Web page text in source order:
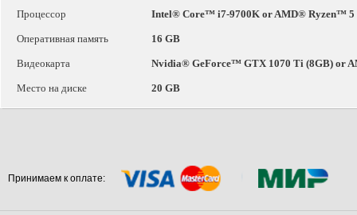
Процессор Intel® Core™ i7-9700K or AMD® Ryzen™ 5
Оперативная память 16 GB
Видеокарта Nvidia® GeForce™ GTX 1070 Ti (8GB) or
Место на диске 20 GB
Принимаем к оплате: